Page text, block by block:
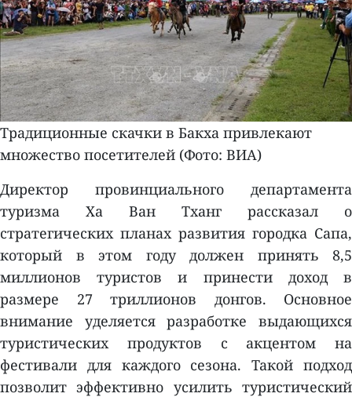
Традиционные скачки в Бакха привлекают
множество посетителей (Фото: ВИA)
Директор провинциального департамента
туризма Ха Ван Тханг рассказал о
стратегических планах развития городка Сапа,
который в этом году должен принять 8,5
миллионов туристов и принести доход в
размере 27 триллионов донгов. Основное
внимание уделяется разработке выдающихся
туристических продуктов с акцентом на
фестивали для каждого сезона. Такой подход
позволит эффективно усилить туристический